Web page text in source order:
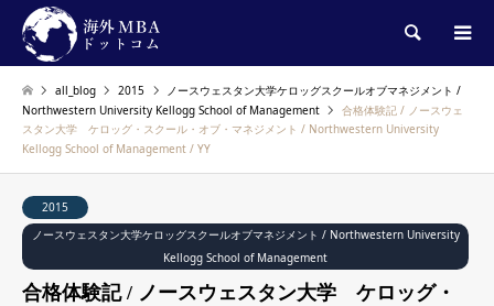
検索
all_blog 2015
ノースウェスタン大学ケロッグスクールオブマネジメント /
Northwestern University Kellogg School of Management
合格体験記 / ノースウェ
スタン大学 ケロッグ・スクール・オブ・マネジメント / Northwestern University
Kellogg School of Management / YY
2015
ノースウェスタン大学ケロッグスクールオブマネジメント / Northwestern University
Kellogg School of Management
合格体験記 / ノースウェスタン大学 ケロッグ・